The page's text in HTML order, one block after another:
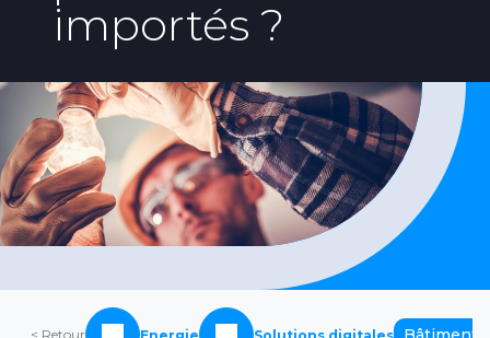
importés ?
< Retour Energie Solutions digitales